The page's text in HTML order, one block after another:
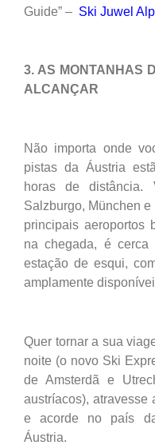
Guide” – Ski Juwel
3. AS MONTANHAS
ALCANÇAR
Não importa onde
pistas da Áustria
horas de distância.
Salzburgo, München
principais aeroportos
na chegada, é
estação de esqui,
amplamente
Quer tornar a sua
noite (o novo Ski
de Amsterdã e
austríacos), atravesse
e acorde no país
Áustria.